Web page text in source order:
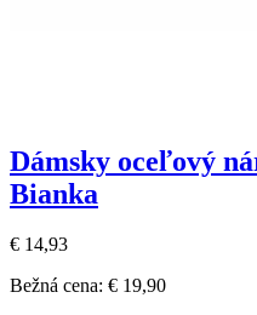
Dámsky oceľový
Bianka
€ 14,93
Bežná cena: € 19,90